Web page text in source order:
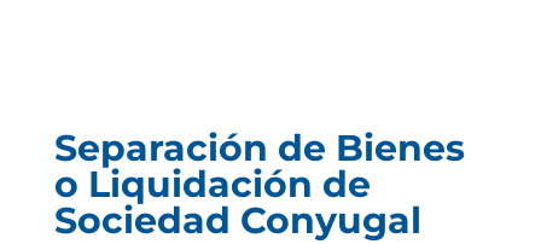
Separación de Bienes
o Liquidación de
Sociedad Conyugal